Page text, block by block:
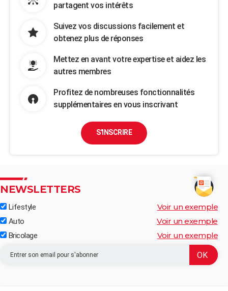
partagent vos intérêts
Suivez vos discussions facilement et
obtenez plus de réponses
Mettez en avant votre expertise et aidez les
autres membres
Profitez de nombreuses fonctionnalités
supplémentaires en vous inscrivant
S'INSCRIRE
NEWSLETTERS
Lifestyle Voir un exemple
Auto Voir un exemple
Bricolage Voir un exemple